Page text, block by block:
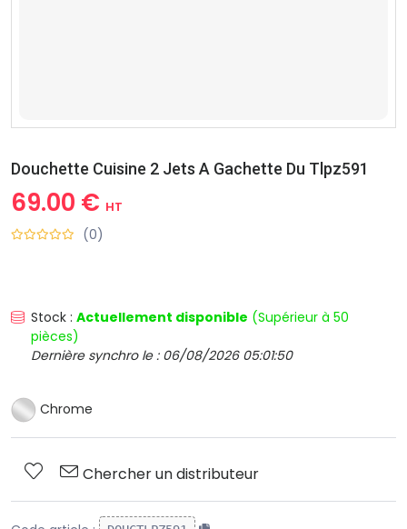
Douchette Cuisine 2 Jets A Gachette Du Tlpz591
69.00 € HT
(0)
Stock : Actuellement disponible (Supérieur à 50
pièces)
Dernière synchro le : 06/08/2026 05:01:50
Chrome
Chercher un distributeur